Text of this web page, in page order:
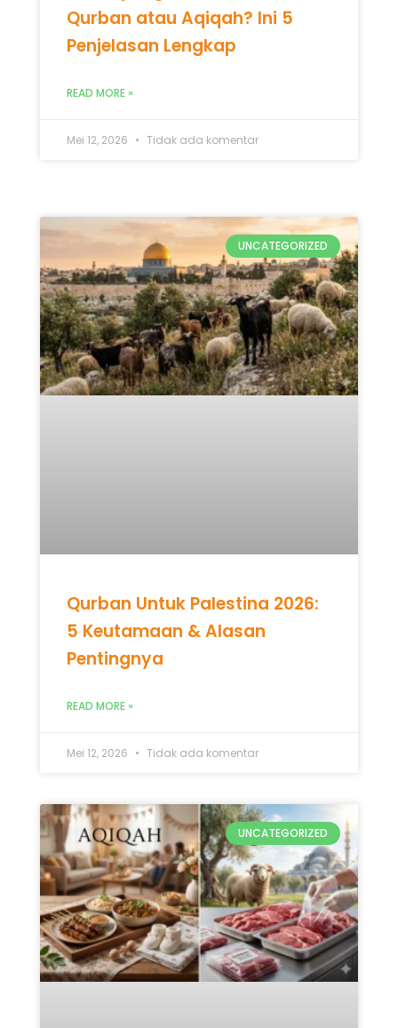
Qurban atau Aqiqah? Ini 5
Penjelasan Lengkap
READ MORE »
Mei 12, 2026 Tidak ada komentar
UNCATEGORIZED
Qurban Untuk Palestina 2026:
5 Keutamaan & Alasan
Pentingnya
READ MORE »
Mei 12, 2026 Tidak ada komentar
UNCATEGORIZED